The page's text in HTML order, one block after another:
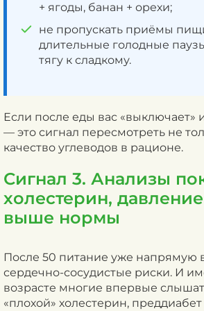
+ ягоды, банан + орехи;
не пропускать приёмы
длительные голодные
тягу к сладкому.
Если после еды вас «выключает»
— это сигнал пересмотреть не
качество углеводов в рационе.
Сигнал 3. Анализы
холестерин,
выше нормы
После 50 питание уже напрямую
сердечно-сосудистые риски. И
возрасте многие впервые
«плохой» холестерин,